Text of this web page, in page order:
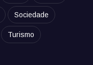
Sociedade
Turismo